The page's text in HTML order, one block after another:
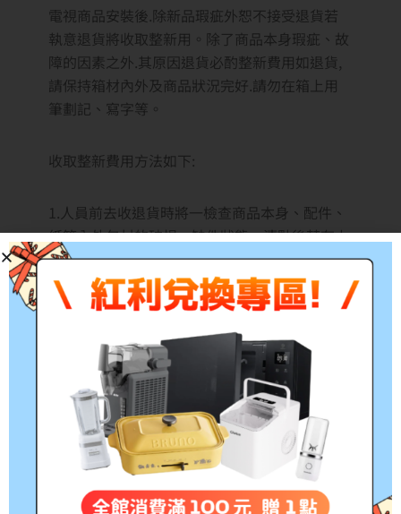
電視商品安裝後.除新品瑕疵外恕不接受退貨若
執意退貨將收取整新用。除了商品本身瑕疵、故
障的因素之外.其原因退貨必酌整新費用如退貨,
請保持箱材內外及商品狀況完好.請勿在箱上用
筆劃記、寫字等。
收取整新費用方法如下:
1.人員前去收退貨時將一檢查商品本身、配件、
紙箱內外包材的破損、缺件狀態。清點後若有上
述破損或缺件情況,將在銷退單上註明,並請購買
人確認後簽名·後續交由商品原廠服務部報價整
新費後,再與購買人收取。
2.委託貨運公司收回退貨時,我司理貨人員拆封做
錄影,檢查商品本身、配件紙箱內外包材的破損/
缺件狀態。
清點後若有上述破損或缺件情況,將在退單上註
明,並請購買人確認後簽名。後續交由商品原廠
服務部報價整新費用後,再與購買人收取。